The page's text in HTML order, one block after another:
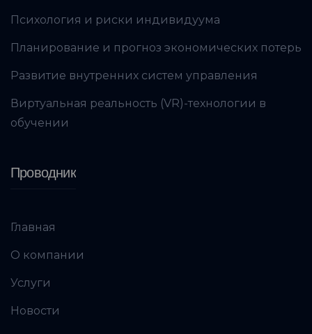
Психология и риски индивидуума
Планирование и прогноз экономических потерь
Развитие внутренних систем управления
Виртуальная реальность (VR)-технологии в
обучении
Проводник
Главная
О компании
Услуги
Новости